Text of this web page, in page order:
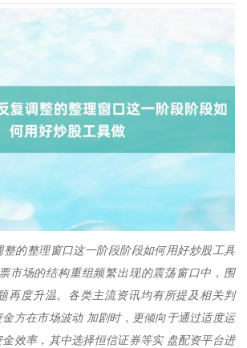
的整理窗口这一阶段阶段如何用好炒股工具
市场的结构重组频繁出现的震荡窗口中，围
再度升温。各类主流资讯均有所提及相关判
方在市场波动 加剧时，更倾向于通过适度运
效率，其中选择恒信证券等实 盘配资平台进